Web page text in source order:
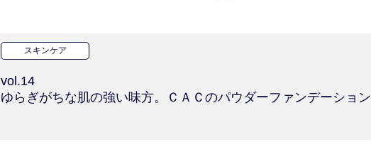
スキンケア
vol.14
ゆらぎがちな肌の強い味方。ＣＡＣのパウダーファンデーション